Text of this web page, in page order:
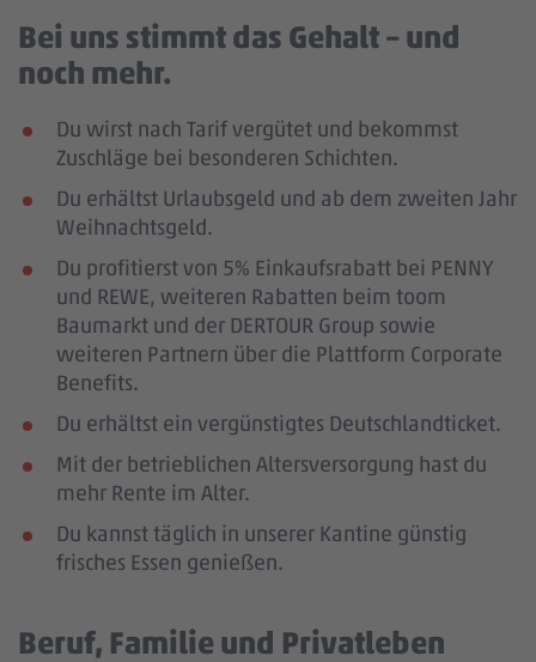
Bei uns stimmt das Gehalt – und
noch mehr.
Du wirst nach Tarif vergütet und bekommst
Zuschläge bei besonderen Schichten.
Du erhältst Urlaubsgeld und ab dem zweiten Jahr
Weihnachtsgeld.
Du profitierst von 5% Einkaufsrabatt bei PENNY
und REWE, weiteren Rabatten beim toom
Baumarkt und der DERTOUR Group sowie
weiteren Partnern über die Plattform Corporate
Benefits.
Du erhältst ein vergünstigtes Deutschlandticket.
Mit der betrieblichen Altersversorgung hast du
mehr Rente im Alter.
Du kannst täglich in unserer Kantine günstig
frisches Essen genießen.
Beruf, Familie und Privatleben